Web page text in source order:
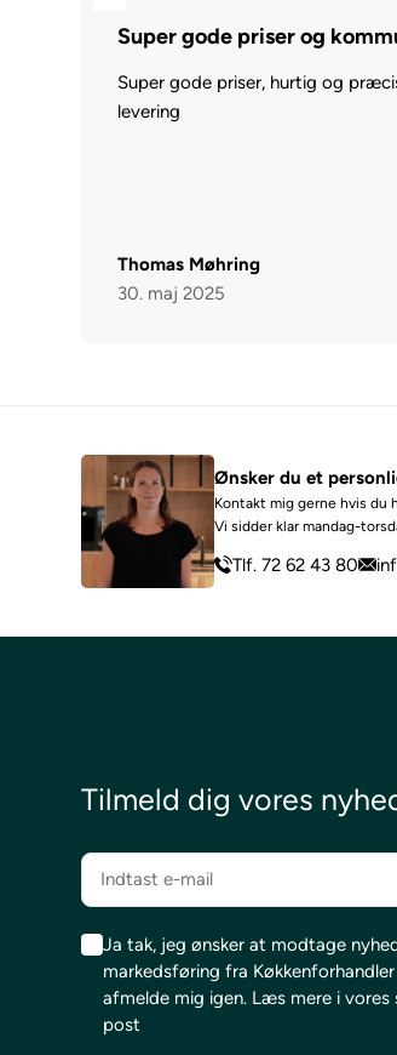
Super gode priser og
Super gode priser, hurtig og
levering
Thomas Møhring
30. maj 2025
Ønsker du et
Kontakt mig gerne hvis du
Vi sidder klar mandag-
Tlf. 72 62 43 80
Tilmeld dig vores
Ja tak, jeg ønsker at modtage
markedsføring fra
afmelde mig igen. Læs mere i vores
post